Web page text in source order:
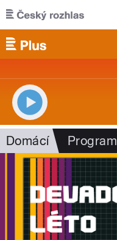
Přejít k hlavnímu obsahu
Domácí Program